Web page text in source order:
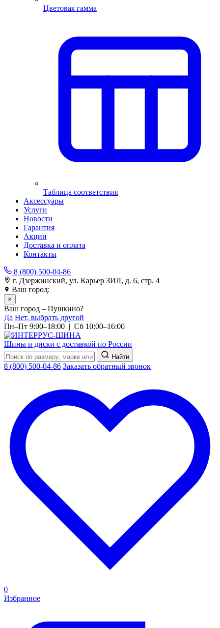
Цветовая гамма
Таблица соответствия
Аксессуары
Услуги
Новости
Гарантия
Акции
Доставка и оплата
Контакты
8 (800) 500-04-86
г. Дзержинский, ул. Карьер ЗИЛ, д. 6, стр. 4
Ваш город:
×
Ваш город – Пушкино?
Да Нет, выбрать другой
Пн–Пт 9:00–18:00 | Сб 10:00–16:00
Шины и диски с доставкой по России
Найти
8 (800) 500-04-86 Заказать обратный звонок
0
Избранное